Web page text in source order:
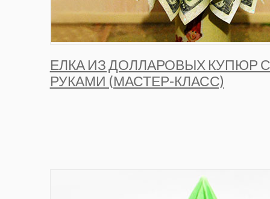
ЕЛКА ИЗ ДОЛЛАРОВЫХ КУПЮР
РУКАМИ (МАСТЕР-КЛАСС)